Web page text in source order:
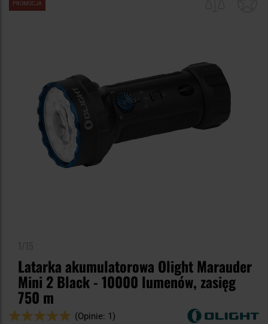
PROMOCJA
Latarka akumulatorowa Olight Marauder
Mini 2 Black - 10000 lumenów, zasięg
750 m
Ocena:
(Opinie: 1)